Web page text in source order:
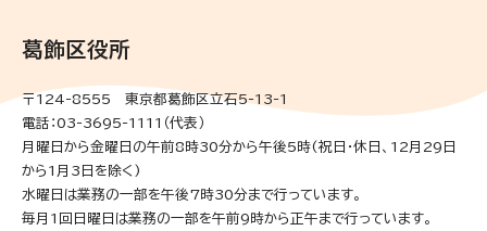
葛飾区役所
〒124-8555 東京都葛飾区立石5-13-1
電話：03-3695-1111（代表）
月曜日から金曜日の午前8時30分から午後5時(祝日・休日、12月29日
から1月3日を除く)
水曜日は業務の一部を午後7時30分まで行っています。
毎月1回日曜日は業務の一部を午前9時から正午まで行っています。